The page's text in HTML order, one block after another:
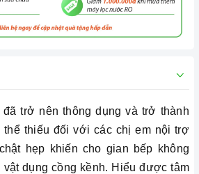
trở nên thông dụng và trở thành
thể thiếu đối với các chị em nội trợ
hẹp khiến cho gian bếp không
dụng cồng kềnh. Hiểu được tâm